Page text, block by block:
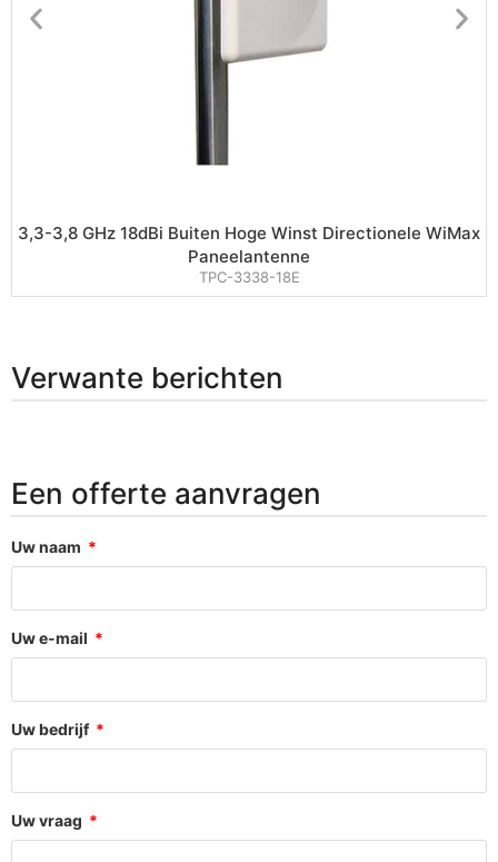
3,3-3,8 GHz 18dBi Buiten Hoge Winst Directionele WiMax
Paneelantenne
TPC-3338-18E
Verwante berichten
Een offerte aanvragen
Uw naam
Uw e-mail
Uw bedrijf
Uw vraag